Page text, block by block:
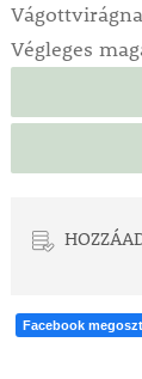
Végleges
Facebook